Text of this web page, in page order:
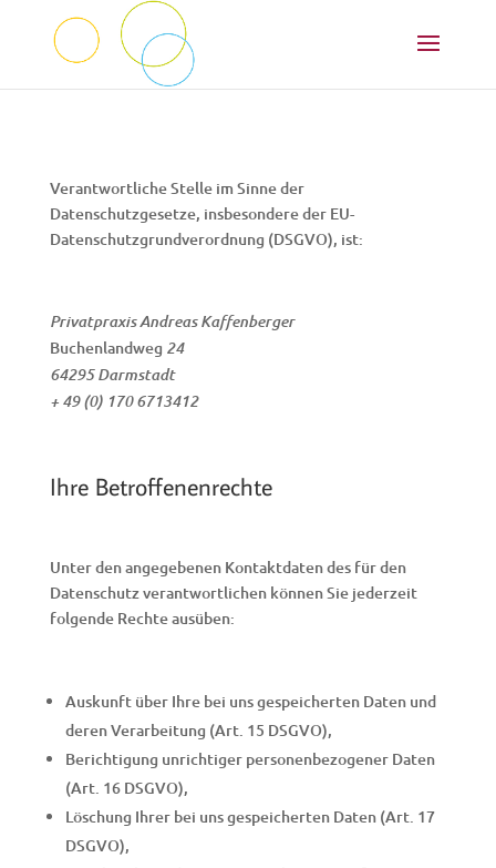
Verantwortliche Stelle im Sinne der
Datenschutzgesetze, insbesondere der EU-
Datenschutzgrundverordnung (DSGVO), ist:
Privatpraxis Andreas Kaffenberger
Buchenlandweg 24
64295 Darmstadt
+ 49 (0) 170 6713412
Ihre Betroffenenrechte
Unter den angegebenen Kontaktdaten des für den
Datenschutz verantwortlichen können Sie jederzeit
folgende Rechte ausüben:
Auskunft über Ihre bei uns gespeicherten Daten und
deren Verarbeitung (Art. 15 DSGVO),
Berichtigung unrichtiger personenbezogener Daten
(Art. 16 DSGVO),
Löschung Ihrer bei uns gespeicherten Daten (Art. 17
DSGVO),